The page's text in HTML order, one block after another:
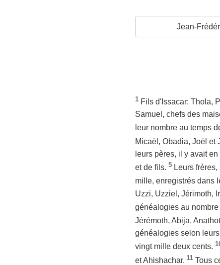
Jean-
1 Fils d'Issacar: Thola,
Samuel, chefs des
leur nombre au temps
Micaël, Obadia, Joël et
leurs pères, il y avait
et de fils. 5 Leurs
mille, enregistrés dans
Uzzi, Uzziel, Jérimoth,
généalogies au
Jérémoth, Abija,
généalogies selon
vingt mille deux cents.
et Ahishachar. 11 Tous